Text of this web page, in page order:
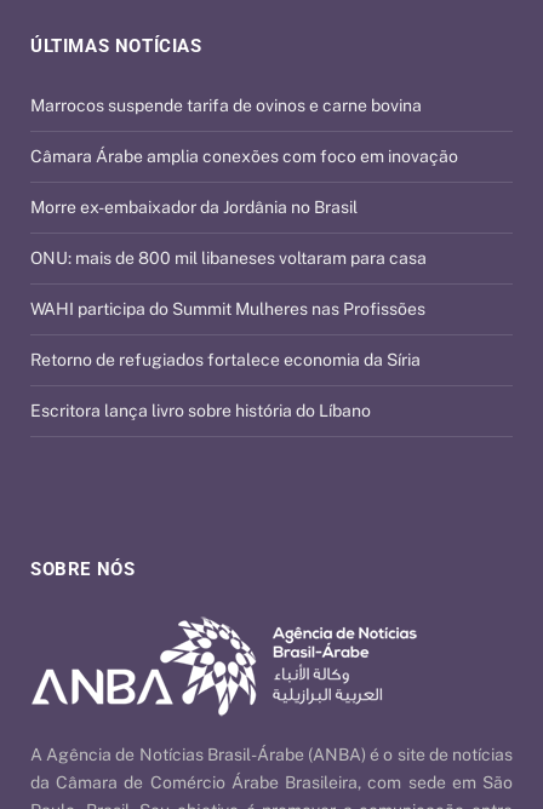
SOBRE NÓS
A Agência de Notícias Brasil-Árabe (ANBA) é o site de notícias
da Câmara de Comércio Árabe Brasileira, com sede em São
ÚLTIMAS NOTÍCIAS
Marrocos suspende tarifa de ovinos e carne bovina
Câmara Árabe amplia conexões com foco em inovação
Morre ex-embaixador da Jordânia no Brasil
ONU: mais de 800 mil libaneses voltaram para casa
WAHI participa do Summit Mulheres nas Profissões
Retorno de refugiados fortalece economia da Síria
Escritora lança livro sobre história do Líbano